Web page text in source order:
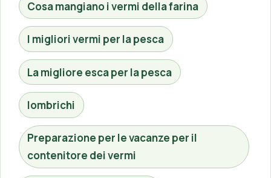
Cosa mangiano i vermi della farina
I migliori vermi per la pesca
La migliore esca per la pesca
lombrichi
Preparazione per le vacanze per il
contenitore dei vermi